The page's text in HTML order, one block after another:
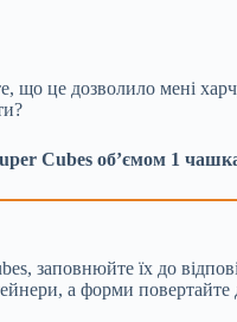
це дозволило мені
Cubes об’ємом 1
заповнюйте їх до
а форми